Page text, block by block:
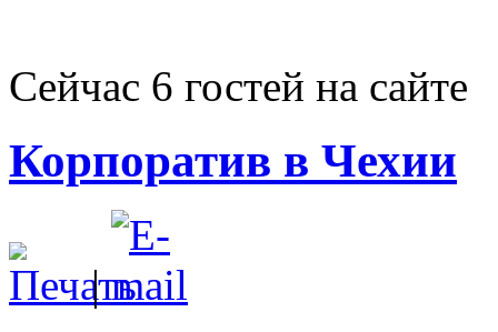
Сейчас 6 гостей на сайте
Корпоратив в Чехии
|